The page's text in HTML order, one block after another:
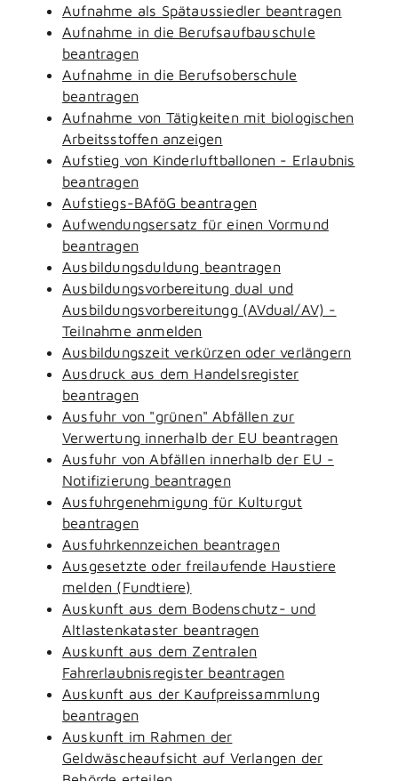
Aufnahme als Spätaussiedler beantragen
Aufnahme in die Berufsaufbauschule
beantragen
Aufnahme in die Berufsoberschule
beantragen
Aufnahme von Tätigkeiten mit biologischen
Arbeitsstoffen anzeigen
Aufstieg von Kinderluftballonen - Erlaubnis
beantragen
Aufstiegs-BAföG beantragen
Aufwendungsersatz für einen Vormund
beantragen
Ausbildungsduldung beantragen
Ausbildungsvorbereitung dual und
Ausbildungsvorbereitungg (AVdual/AV) -
Teilnahme anmelden
Ausbildungszeit verkürzen oder verlängern
Ausdruck aus dem Handelsregister
beantragen
Ausfuhr von "grünen" Abfällen zur
Verwertung innerhalb der EU beantragen
Ausfuhr von Abfällen innerhalb der EU -
Notifizierung beantragen
Ausfuhrgenehmigung für Kulturgut
beantragen
Ausfuhrkennzeichen beantragen
Ausgesetzte oder freilaufende Haustiere
melden (Fundtiere)
Auskunft aus dem Bodenschutz- und
Altlastenkataster beantragen
Auskunft aus dem Zentralen
Fahrerlaubnisregister beantragen
Auskunft aus der Kaufpreissammlung
beantragen
Auskunft im Rahmen der
Geldwäscheaufsicht auf Verlangen der